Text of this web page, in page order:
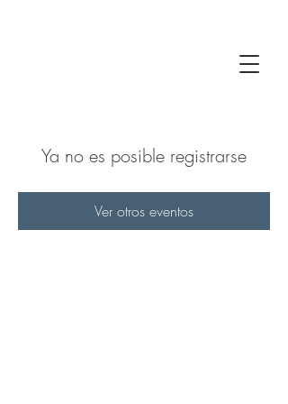
Ya no es posible registrarse
Ver otros eventos